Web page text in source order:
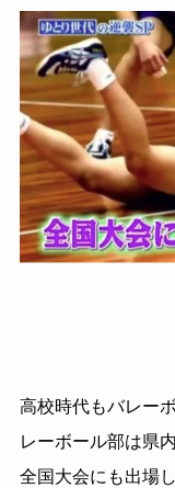
高校時代もバレー
レーボール部は県
全国大会にも出場